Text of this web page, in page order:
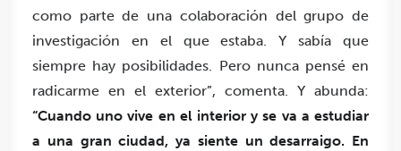
como parte de una colaboración del grupo de
investigación en el que estaba. Y sabía que
siempre hay posibilidades. Pero nunca pensé en
radicarme en el exterior”, comenta. Y abunda:
“Cuando uno vive en el interior y se va a estudiar
a una gran ciudad, ya siente un desarraigo. En